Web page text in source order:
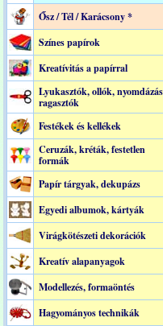
Ősz / Tél / Karácsony *
Színes papírok
Kreatívitás a papírral
Lyukasztók, ollók,
ragasztók
Festékek és kellékek
Ceruzák, kréták, festetlen
formák
Papír tárgyak, dekupázs
Egyedi albumok, kártyák
Virágkötészeti dekorációk
Kreatív alapanyagok
Modellezés, formaöntés
Hagyományos technikák